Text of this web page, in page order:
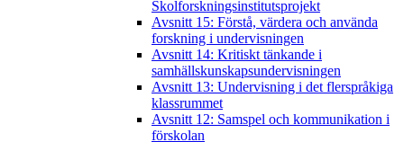
Skolforskningsinstitutsprojekt
Avsnitt 15: Förstå, värdera och använda
forskning i undervisningen
Avsnitt 14: Kritiskt tänkande i
samhällskunskapsundervisningen
Avsnitt 13: Undervisning i det flerspråkiga
klassrummet
Avsnitt 12: Samspel och kommunikation i
förskolan